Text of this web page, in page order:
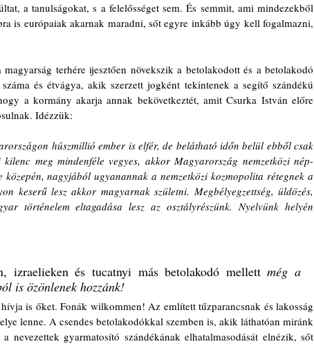
a tanulságokat, s a felelősséget sem. És semmit, ami mindezekből
terhére ijesztően növekszik a betolakodott és a betolakodó
és étvágya, akik szerzett jogként tekintenek a segítő szándékú
a kormány akarja annak bekövetkeztét, amit Csurka István előre
Idézzük:
húszmillió ember is elfér, de belátható időn belül ebből csak
meg mindenféle vegyes, akkor Magyarország nemzetközi nép-
nagyjából ugyanannak a nemzetközi kozmopolita rétegnek a
keserű lesz akkor magyarnak születni. Megbélyegzettség, üldözés,
történelem eltagadása lesz az osztályrészünk. Nyelvünk helyén
izraelieken és tucatnyi más betolakodó mellett még a
is özönlenek hozzánk!
is őket. Fonák wilkommen! Az említett tűzparancsnak és lakosság
lenne. A csendes betolakodókkal szemben is, akik láthatóan miránk
nevezettek gyarmatosító szándékának elhatalmasodását elnézik, sőt